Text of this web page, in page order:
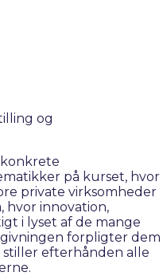
og
på kurset, hvor
private virksomheder
hvor innovation,
i lyset af de mange
forpligter dem
efterhånden alle